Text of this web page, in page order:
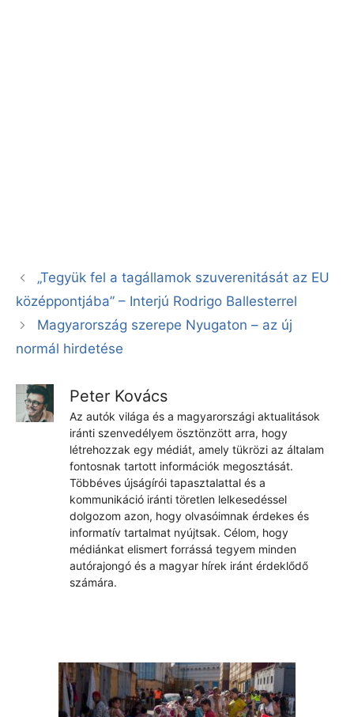
„Tegyük fel a tagállamok szuverenitását az EU
középpontjába” – Interjú Rodrigo Ballesterrel
Magyarország szerepe Nyugaton – az új
normál hirdetése
Peter Kovács
Az autók világa és a magyarországi aktualitások
iránti szenvedélyem ösztönzött arra, hogy
létrehozzak egy médiát, amely tükrözi az általam
fontosnak tartott információk megosztását.
Többéves újságírói tapasztalattal és a
kommunikáció iránti töretlen lelkesedéssel
dolgozom azon, hogy olvasóimnak érdekes és
informatív tartalmat nyújtsak. Célom, hogy
médiánkat elismert forrássá tegyem minden
autórajongó és a magyar hírek iránt érdeklődő
számára.